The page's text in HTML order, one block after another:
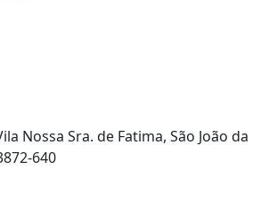
Nossa Sra. de Fatima, São João da
640